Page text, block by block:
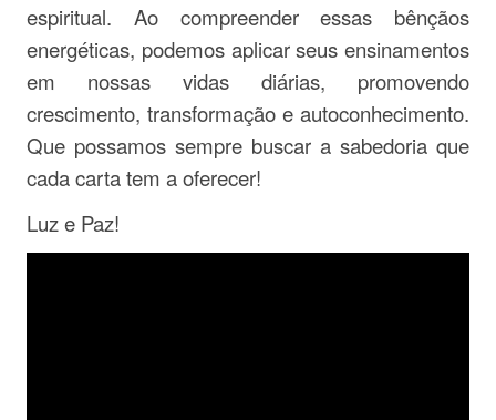
espiritual. Ao compreender essas bênçãos
energéticas, podemos aplicar seus ensinamentos
em nossas vidas diárias, promovendo
crescimento, transformação e autoconhecimento.
Que possamos sempre buscar a sabedoria que
cada carta tem a oferecer!
Luz e Paz!